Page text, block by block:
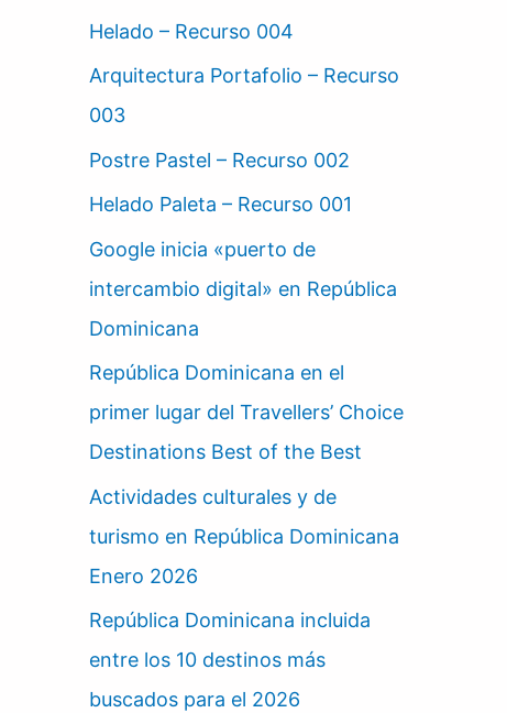
Helado – Recurso 004
Arquitectura Portafolio – Recurso
003
Postre Pastel – Recurso 002
Helado Paleta – Recurso 001
Google inicia «puerto de
intercambio digital» en República
Dominicana
República Dominicana en el
primer lugar del Travellers’ Choice
Destinations Best of the Best
Actividades culturales y de
turismo en República Dominicana
Enero 2026
República Dominicana incluida
entre los 10 destinos más
buscados para el 2026